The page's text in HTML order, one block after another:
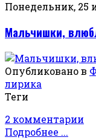
Понедельник, 25
Мальчишки,
Опубликовано в
лирика
Теги
2 комментарии
Подробнее ...